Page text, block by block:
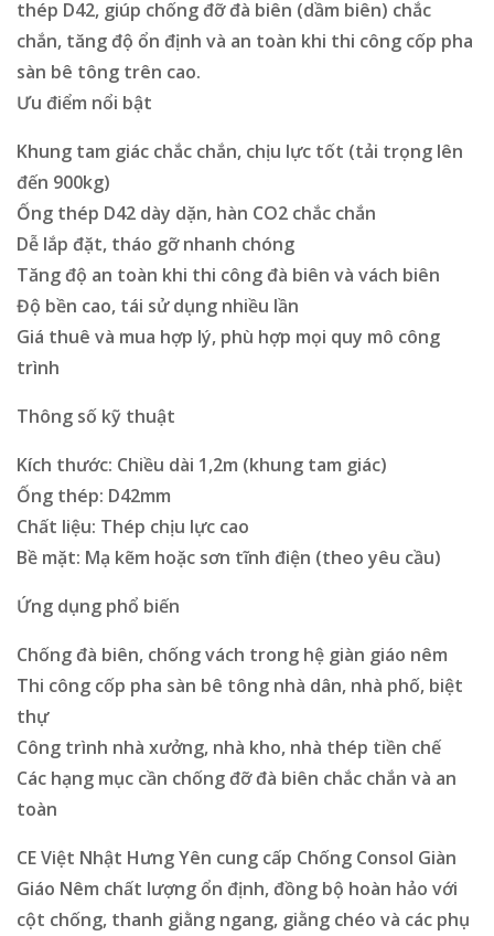
thép D42, giúp chống đỡ đà biên (dầm biên) chắc
chắn, tăng độ ổn định và an toàn khi thi công cốp pha
sàn bê tông trên cao.
Ưu điểm nổi bật
Khung tam giác chắc chắn, chịu lực tốt (tải trọng lên
đến 900kg)
Ống thép D42 dày dặn, hàn CO2 chắc chắn
Dễ lắp đặt, tháo gỡ nhanh chóng
Tăng độ an toàn khi thi công đà biên và vách biên
Độ bền cao, tái sử dụng nhiều lần
Giá thuê và mua hợp lý, phù hợp mọi quy mô công
trình
Thông số kỹ thuật
Kích thước: Chiều dài 1,2m (khung tam giác)
Ống thép: D42mm
Chất liệu: Thép chịu lực cao
Bề mặt: Mạ kẽm hoặc sơn tĩnh điện (theo yêu cầu)
Ứng dụng phổ biến
Chống đà biên, chống vách trong hệ giàn giáo nêm
Thi công cốp pha sàn bê tông nhà dân, nhà phố, biệt
thự
Công trình nhà xưởng, nhà kho, nhà thép tiền chế
Các hạng mục cần chống đỡ đà biên chắc chắn và an
toàn
CE Việt Nhật Hưng Yên cung cấp Chống Consol Giàn
Giáo Nêm chất lượng ổn định, đồng bộ hoàn hảo với
cột chống, thanh giằng ngang, giằng chéo và các phụ